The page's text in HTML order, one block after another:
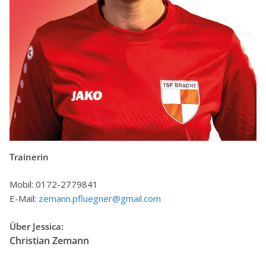
Trainerin
Mobil: 0172-2779841
E-Mail: zemann.pfluegner@gmail.com
Über Jessica:
Christian Zemann